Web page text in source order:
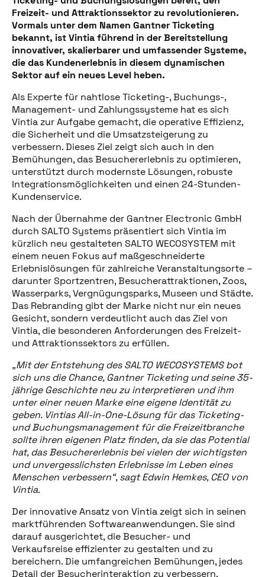
Freizeit- und Attraktionssektor zu revolutionieren.
Vormals unter dem Namen Gantner Ticketing
bekannt, ist Vintia führend in der Bereitstellung
innovativer, skalierbarer und umfassender Systeme,
die das Kundenerlebnis in diesem dynamischen
Sektor auf ein neues Level heben.
Als Experte für nahtlose Ticketing-, Buchungs-,
Management- und Zahlungssysteme hat es sich
Vintia zur Aufgabe gemacht, die operative Effizienz,
die Sicherheit und die Umsatzsteigerung zu
verbessern. Dieses Ziel zeigt sich auch in den
Bemühungen, das Besuchererlebnis zu optimieren,
unterstützt durch modernste Lösungen, robuste
Integrationsmöglichkeiten und einen 24-Stunden-
Kundenservice.
Nach der Übernahme der Gantner Electronic GmbH
durch SALTO Systems präsentiert sich Vintia im
kürzlich neu gestalteten SALTO WECOSYSTEM mit
einem neuen Fokus auf maßgeschneiderte
Erlebnislösungen für zahlreiche Veranstaltungsorte –
darunter Sportzentren, Besucherattraktionen, Zoos,
Wasserparks, Vergnügungsparks, Museen und Städte.
Das Rebranding gibt der Marke nicht nur ein neues
Gesicht, sondern verdeutlicht auch das Ziel von
Vintia, die besonderen Anforderungen des Freizeit-
und Attraktionssektors zu erfüllen.
„Mit der Entstehung des SALTO WECOSYSTEMS bot
sich uns die Chance, Gantner Ticketing und seine 35-
jährige Geschichte neu zu interpretieren und ihm
unter einer neuen Marke eine eigene Identität zu
geben. Vintias All-in-One-Lösung für das Ticketing-
und Buchungsmanagement für die Freizeitbranche
sollte ihren eigenen Platz finden, da sie das Potential
hat, das Besuchererlebnis bei vielen der wichtigsten
und unvergesslichsten Erlebnisse im Leben eines
Menschen verbessern“, sagt Edwin Hemkes, CEO von
Vintia.
Der innovative Ansatz von Vintia zeigt sich in seinen
marktführenden Softwareanwendungen. Sie sind
darauf ausgerichtet, die Besucher- und
Verkaufsreise effizienter zu gestalten und zu
bereichern. Die umfangreichen Bemühungen, jedes
Detail der Besucherinteraktion zu verbessern,
Diesen Beitrag teilen